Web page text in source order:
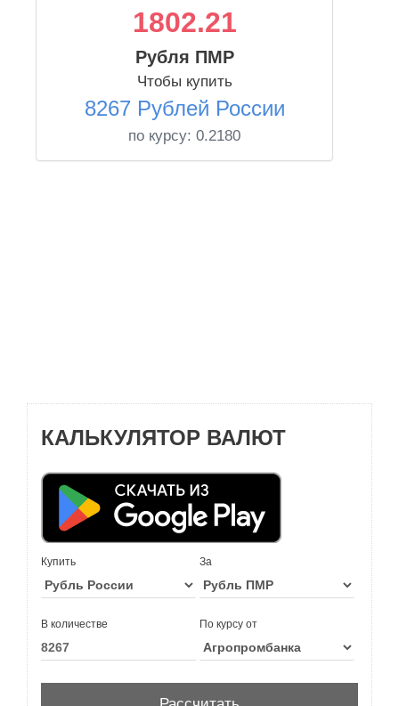
1802.21
Рубля ПМР
Чтобы купить
8267 Рублей России
по курсу: 0.2180
КАЛЬКУЛЯТОР ВАЛЮТ
Купить За
В количестве По курсу от